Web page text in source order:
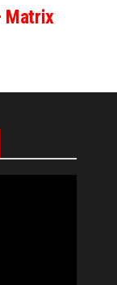
Matrix